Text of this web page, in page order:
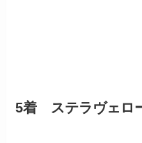
5着 ステラヴェロ